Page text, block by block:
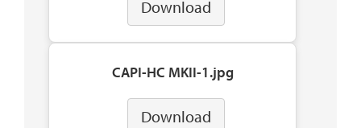
Download
CAPI-HC MKII-1.jpg
Download